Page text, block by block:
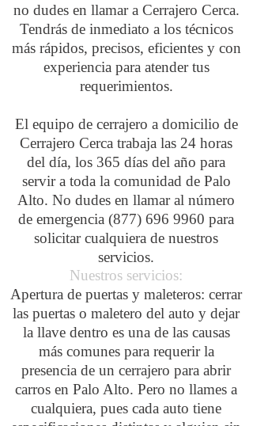
no dudes en llamar a Cerrajero Cerca.
Tendrás de inmediato a los técnicos
más rápidos, precisos, eficientes y con
experiencia para atender tus
requerimientos.
El equipo de cerrajero a domicilio de
Cerrajero Cerca trabaja las 24 horas
del día, los 365 días del año para
servir a toda la comunidad de Palo
Alto. No dudes en llamar al número
de emergencia (877) 696 9960 para
solicitar cualquiera de nuestros
servicios.
Nuestros servicios:
Apertura de puertas y maleteros: cerrar
las puertas o maletero del auto y dejar
la llave dentro es una de las causas
más comunes para requerir la
presencia de un cerrajero para abrir
carros en Palo Alto. Pero no llames a
cualquiera, pues cada auto tiene